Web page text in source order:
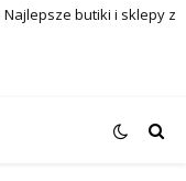
butiki i sklepy z